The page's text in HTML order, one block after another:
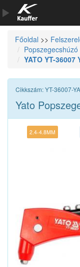
Kosár
Alkatrészek
Főoldal >>
Popszegecshúzó
YATO YT-
Cikkszám: YT-36007-
Yato
2.4-4.8MM